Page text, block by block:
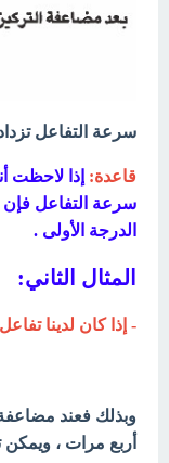
سرعة التفاعل
قاعدة: إذا لاحظت
سرعة التفاعل فإن
الدرجة الأولى .
المثال الثاني:
- إذا كان لدينا
وبذلك فعند
أربع مرات ،